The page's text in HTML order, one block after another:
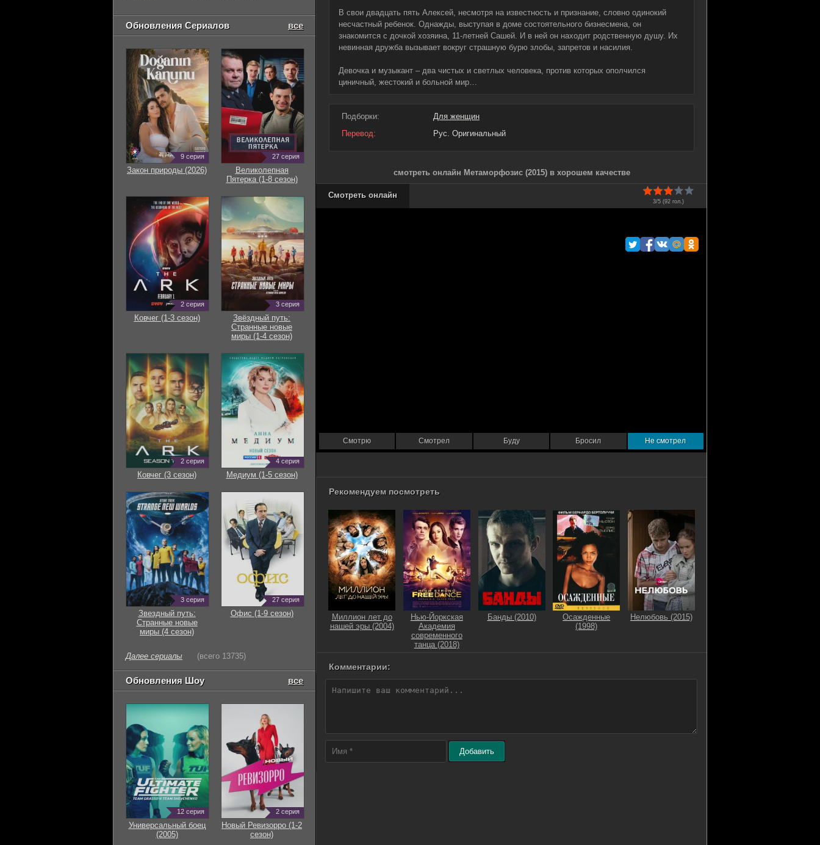
В свои двадцать пять Алексей, несмотря на известность и признание, словно одинокий
несчастный ребенок. Однажды, выступая в доме состоятельного бизнесмена, он
знакомится с дочкой хозяина, 11-летней Сашей. И в ней он находит родственную душу. Их
невинная дружба вызывает вокруг страшную бурю злобы, запретов и насилия.
Девочка и музыкант – два чистых и светлых человека, против которых ополчился
циничный, жестокий и больной мир…
Подборки:
Для женщин
Перевод:
Рус. Оригинальный
смотреть онлайн Метаморфозис (2015) в хорошем качестве
3/5 (92 гол.)
Смотреть онлайн
Смотрю Смотрел Буду Бросил Не смотрел
Рекомендуем посмотреть
Миллион лет до
нашей эры (2004)
Нью-Йоркская
Академия
современного
танца (2018)
Банды (2010)
Осажденные
(1998)
Нелюбовь (2015)
Комментарии:
Добавить
Обновления Сериалов все
9 серия
Закон природы (2026)
27 серия
Великолепная
Пятерка (1-8 сезон)
2 серия
Ковчег (1-3 сезон)
3 серия
Звёздный путь:
Странные новые
миры (1-4 сезон)
2 серия
Ковчег (3 сезон)
4 серия
Медиум (1-5 сезон)
3 серия
Звездный путь:
Странные новые
миры (4 сезон)
27 серия
Офис (1-9 сезон)
Далее сериалы (всего 13735)
Обновления Шоу все
12 серия
Универсальный боец
(2005)
2 серия
Новый Ревизорро (1-2
сезон)